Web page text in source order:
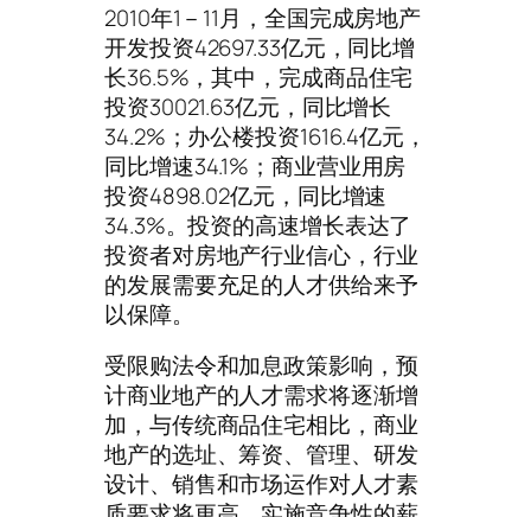
2010年1－11月，全国完成房地产
开发投资42697.33亿元，同比增
长36.5%，其中，完成商品住宅
投资30021.63亿元，同比增长
34.2%；办公楼投资1616.4亿元，
同比增速34.1%；商业营业用房
投资4898.02亿元，同比增速
34.3%。投资的高速增长表达了
投资者对房地产行业信心，行业
的发展需要充足的人才供给来予
以保障。
受限购法令和加息政策影响，预
计商业地产的人才需求将逐渐增
加，与传统商品住宅相比，商业
地产的选址、筹资、管理、研发
设计、销售和市场运作对人才素